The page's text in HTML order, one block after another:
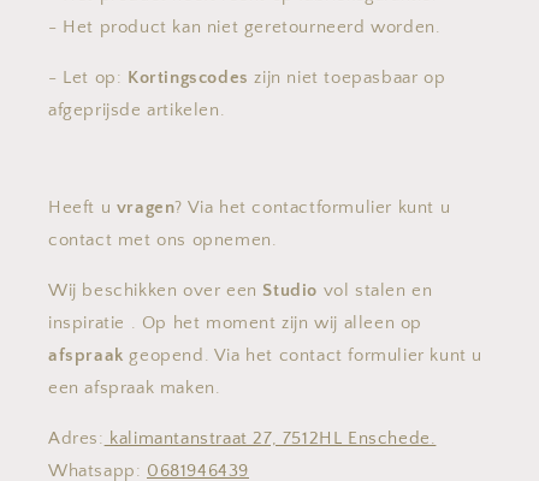
- Het product kan niet geretourneerd worden.
- Let op: Kortingscodes zijn niet toepasbaar op
afgeprijsde artikelen.
Heeft u vragen? Via het contactformulier kunt u
contact met ons opnemen.
Wij beschikken over een Studio vol stalen en
inspiratie . Op het moment zijn wij alleen op
afspraak geopend. Via het contact formulier kunt u
een afspraak maken.
Adres: kalimantanstraat 27, 7512HL Enschede.
Whatsapp: 0681946439